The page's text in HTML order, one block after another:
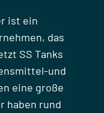
ist ein
das
SS Tanks
und
eine große
haben rund